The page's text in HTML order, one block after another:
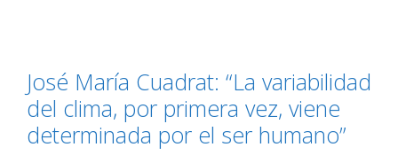
José María Cuadrat: “La variabilidad
del clima, por primera vez, viene
determinada por el ser humano”